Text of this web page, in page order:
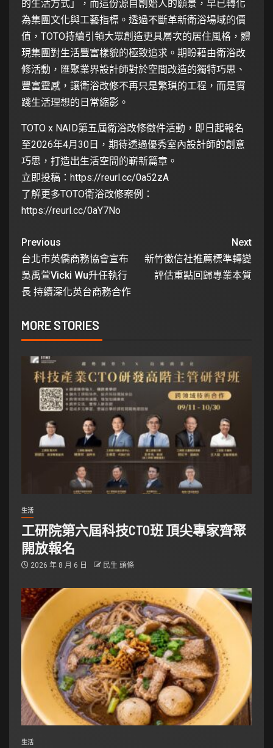
的生活方式」，而這份源自創始人的願景，早已轉化
為集團文化與工藝指標。透過不斷革新衛浴場域的價
值，TOTO持續引領大眾創造更具層次的居住風格，體
現集團對生活豐富樣貌的極致追求。期盼藉由衛浴改
修活動，匯聚業界設計師對於空間改造的獨特巧思、
豐富靈感，讓衛浴改修不再只是繁瑣的工程，而是實
踐生活理想的日常縮影。
TOTO x NAID第五屆衛浴改修徵件活動，即日起報名
至2026年4月30日，期待透過優秀室內設計師的創意
巧思，打造出生活空間的嶄新篇章。
立即投稿： https://reurl.cc/0a52zA
了解更多TOTO衛浴改修案例：
https://reurl.cc/0aY7No
Previous
台北市英僑商務協會宣布
吳禹萱Vicki Wu升任執行
長 持續深化英台商務合作
Next
新竹徵信社推薦標準轉變
評估重點回歸專業本質
MORE STORIES
生活
工研院第六屆科技CTO班 頂尖專家齊聚
開放報名
2026 年 8 月 6 日 民生 頭條
生活